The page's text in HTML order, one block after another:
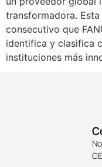
transformadora.
consecutivo que
identifica y clasifica
instituciones más